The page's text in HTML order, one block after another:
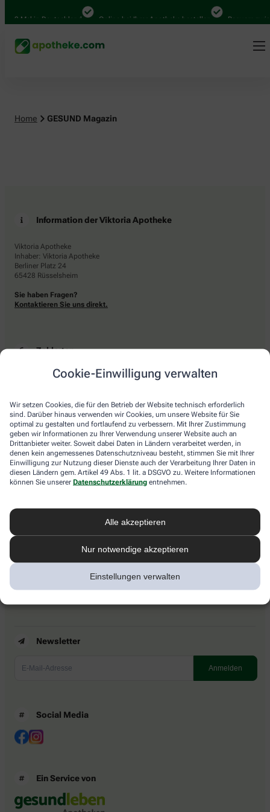
Cookie-Einwilligung verwalten
Wir setzen Cookies, die für den Betrieb der Website technisch erforderlich
sind. Darüber hinaus verwenden wir Cookies, um unsere Website für Sie
optimal zu gestalten und fortlaufend zu verbessern. Mit Ihrer Zustimmung
geben wir Informationen zu Ihrer Verwendung unserer Website auch an
Drittanbieter weiter. Soweit dabei Daten in Ländern verarbeitet werden, in
denen kein angemessenes Datenschutzniveau besteht, stimmen Sie mit Ihrer
Einwilligung zur Nutzung dieser Dienste auch der Verarbeitung Ihrer Daten in
diesen Ländern gem. Artikel 49 Abs. 1 lit. a DSGVO zu. Weitere Informationen
können Sie unserer Datenschutzerklärung entnehmen.
Alle akzeptieren
Nur notwendige akzeptieren
Einstellungen verwalten
Mal in Deutschland Online bei Ihrer Apotheke bestellen Bequem
Home GESUND Magazin
Information der Viktoria Apotheke
Viktoria Apotheke
Inhaber: Viktoria Apotheke
Berliner Platz 24
65428 Rüsselsheim
Sie haben Fragen?
Kontaktieren Sie uns direkt.
Zahlarten
Bar oder mit einer anderen akzeptierten Zahlungsart Ihrer Apotheke vor Ort.
Lieferarten
Abholung in der Apotheke
Botendienstlieferung
apotheke.com Informationen
Newsletter
Barrierefreiheitserklärung
Newsletter
Social Media
Ein Service von